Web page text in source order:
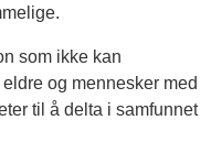
som ikke kan
og mennesker med
til å delta i samfunnet